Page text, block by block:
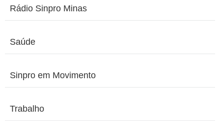
Rádio Sinpro Minas
Saúde
Sinpro em Movimento
Trabalho